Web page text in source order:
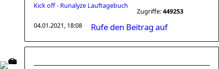
Kick off - Runalyze Lauftagebuch
Zugriffe:449253
04.01.2021, 18:08
Rufe den Beitrag auf